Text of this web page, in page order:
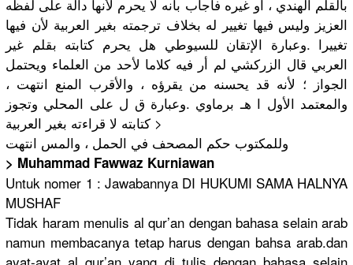
بالقلم الهندي ، أو غيره فأجاب بأنه لا يحرم لأنها دالة على لفظه
العزيز وليس فيها تغيير له بخلاف ترجمته بغير العربية لأن فيها
تغييرا .وعبارة الإتقان للسيوطي هل يحرم كتابته بقلم غير
العربي قال الزركشي لم أر فيه كلاما لأحد من العلماء ويحتمل
الجواز ؛ لأنه قد يحسنه من يقرؤه ، والأقرب المنع انتهت ،
والمعتمد الأول ا هـ برماوي .وعبارة ق ل على المحلي وتجوز
كتابته لا قراءته بغير العربية >
وللمكتوب حكم المصحف في الحمل ، والمس انتهت
> Muhammad Fawwaz Kurniawan
Untuk nomer 1 : Jawabannya DI HUKUMI SAMA HALNYA
MUSHAF
Tidak haram menulis al qur’an dengan bahasa selain arab
namun membacanya tetap harus dengan bahsa arab.dan